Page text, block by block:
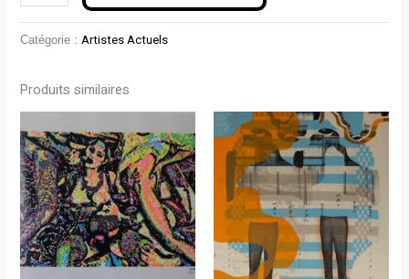
Catégorie :Artistes Actuels
Produits similaires